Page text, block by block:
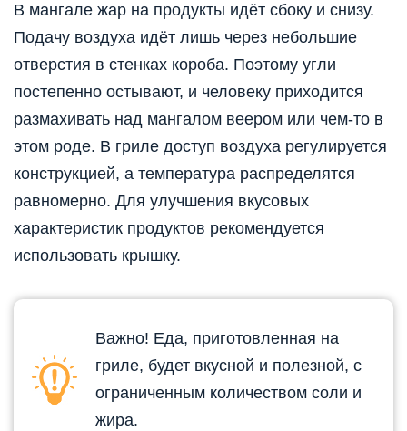
В мангале жар на продукты идёт сбоку и снизу.
Подачу воздуха идёт лишь через небольшие
отверстия в стенках короба. Поэтому угли
постепенно остывают, и человеку приходится
размахивать над мангалом веером или чем-то в
этом роде. В гриле доступ воздуха регулируется
конструкцией, а температура распределятся
равномерно. Для улучшения вкусовых
характеристик продуктов рекомендуется
использовать крышку.
Важно! Еда, приготовленная на
гриле, будет вкусной и полезной, с
ограниченным количеством соли и
жира.